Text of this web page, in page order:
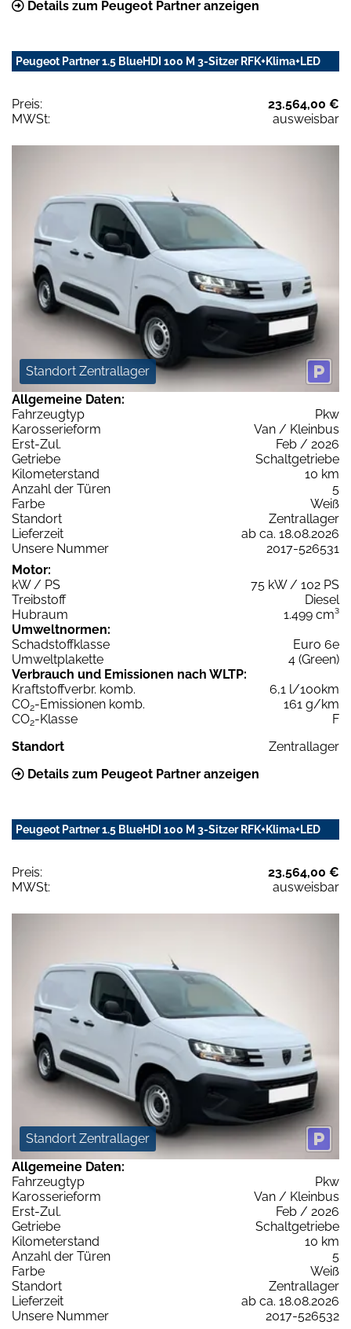
Details zum Peugeot Partner anzeigen
Peugeot Partner 1.5 BlueHDI 100 M 3-Sitzer RFK+Klima+LED
Preis:
23.564,00 €
MWSt:
ausweisbar
Standort Zentrallager
Allgemeine Daten:
Fahrzeugtyp
Pkw
Karosserieform
Van / Kleinbus
Erst-Zul.
Feb / 2026
Getriebe
Schaltgetriebe
Kilometerstand
10 km
Anzahl der Türen
5
Farbe
Weiß
Standort
Zentrallager
Lieferzeit
ab ca. 18.08.2026
Unsere Nummer
2017-526531
Motor:
kW / PS
75 kW / 102 PS
Treibstoff
Diesel
Hubraum
1.499 cm³
Umweltnormen:
Schadstoffklasse
Euro 6e
Umweltplakette
4 (Green)
Verbrauch und Emissionen nach WLTP:
Kraftstoffverbr. komb.
6,1 l/100km
CO2-Emissionen komb.
161 g/km
CO2-Klasse
F
Standort
Zentrallager
Details zum Peugeot Partner anzeigen
Peugeot Partner 1.5 BlueHDI 100 M 3-Sitzer RFK+Klima+LED
Preis:
23.564,00 €
MWSt:
ausweisbar
Standort Zentrallager
Allgemeine Daten:
Fahrzeugtyp
Pkw
Karosserieform
Van / Kleinbus
Erst-Zul.
Feb / 2026
Getriebe
Schaltgetriebe
Kilometerstand
10 km
Anzahl der Türen
5
Farbe
Weiß
Standort
Zentrallager
Lieferzeit
ab ca. 18.08.2026
Unsere Nummer
2017-526532